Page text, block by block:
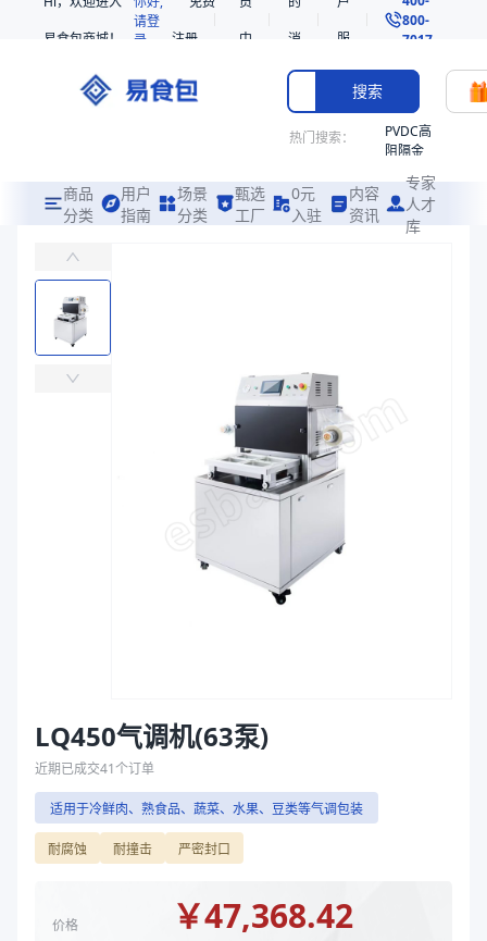
易食包商城！
请登
录
注册
中
消
息
服
务
800-
7017
搜索
热门搜索：
PVDC高
阻隔金
共挤热
收缩袋
商品
分类
用户
指南
场景
分类
甄选
工厂
0元
入驻
内容
资讯
专家
人才
库
适用于冷鲜肉、熟食品、蔬菜、水果、豆类等气调包装
易食包（EPAK）专注于LQ450气调机(63泵)包装，提供详尽的规格参
产品卖点：耐腐蚀、耐撞击、严密封口
应用场景：适用于冷鲜肉、熟食品、蔬菜、水果、豆类等气调包装
立式气调包装设备
1300*1300*1550
1300*1300*1550
2014(1出六)/2617(1出四)
LQ450气调机(63泵)
近期已成交41个订单
适用于冷鲜肉、熟食品、蔬菜、水果、豆类等气调包装
耐腐蚀 耐撞击 严密封口
价格
￥47,368.42